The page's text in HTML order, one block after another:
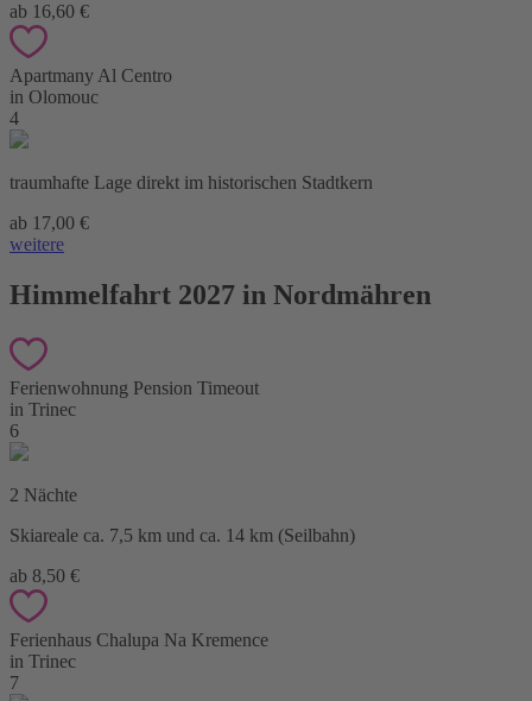
ab 16,60 €
Apartmany Al Centro
in Olomouc
4
traumhafte Lage direkt im historischen Stadtkern
ab 17,00 €
weitere
Himmelfahrt 2027 in Nordmähren
Ferienwohnung Pension Timeout
in Trinec
6
2 Nächte
Skiareale ca. 7,5 km und ca. 14 km (Seilbahn)
ab 8,50 €
Ferienhaus Chalupa Na Kremence
in Trinec
7